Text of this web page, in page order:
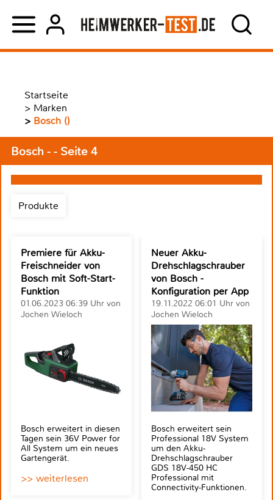
Startseite
> Marken
> Bosch ()
Bosch - - Seite 4
Produkte
Premiere für Akku-
Freischneider von
Bosch mit Soft-Start-
Funktion
01.06.2023 06:39 Uhr von
Jochen Wieloch
Bosch erweitert in diesen
Tagen sein 36V Power for
All System um ein neues
Gartengerät.
>> weiterlesen
Neuer Akku-
Drehschlagschrauber
von Bosch -
Konfiguration per App
19.11.2022 06:01 Uhr von
Jochen Wieloch
Bosch erweitert sein
Professional 18V System
um den Akku-
Drehschlagschrauber
GDS 18V-450 HC
Professional mit
Connectivity-Funktionen.